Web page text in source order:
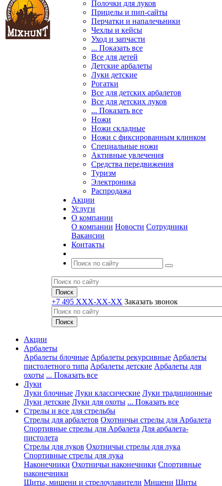
Полочки для луков
Прицелы и пип-сайты
Перчатки и напалечьники
Чехлы и кейсы
Уход и запчасти
... Показать все
Все для детей
Детские арбалеты
Луки детские
Рогатки
Все для детских арбалетов
Все для детских луков
... Показать все
Ножи
Ножи складные
Ножи с фиксированным клинком
Специальные ножи
Активные увлечения
Средства передвижения
Туризм
Электроника
Распродажа
Акции
Услуги
О компании
О компании Новости Сотрудники
Вакансии
Контакты
+7 495 XXX-XX-XX Заказать звонок
Акции
Арбалеты
Арбалеты блочные Арбалеты рекурсивные Арбалеты
пистолетного типа Арбалеты детские Арбалеты для
охоты ... Показать все
Луки
Луки блочные Луки классические Луки традиционные
Луки детские Луки для охоты ... Показать все
Стрелы и все для стрельбы
Стрелы для арбалетов Охотничьи стрелы для Арбалета
Спортивные стрелы для Арбалета Для арбалета-
пистолета
Стрелы для луков Охотничьи стрелы для лука
Спортивные стрелы для лука
Наконечники Охотничьи наконечники Спортивные
наконечники
Щиты, мишени и стрелоулавители Мишени Щиты